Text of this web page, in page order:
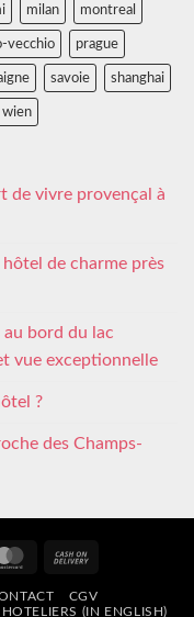
milan montreal
vecchio prague
savoie shanghai
wien
de vivre provençal à
de charme près
bord du lac
vue exceptionnelle
?
des Champs-
MasterCard
Delivery
CGV
(IN ENGLISH)